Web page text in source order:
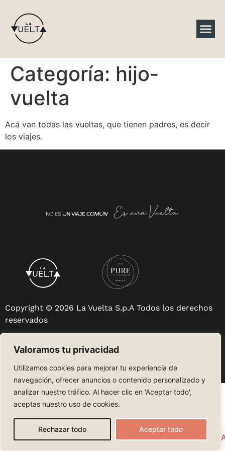
Valoramos tu privacidad
Utilizamos cookies para mejorar tu experiencia de
navegación, ofrecer anuncios o contenido personalizado y
analizar nuestro tráfico. Al hacer clic en 'Aceptar todo',
aceptas nuestro uso de cookies.
Rechazar todo Aceptar todo
Categoría: hijo-
vuelta
Acá van todas las vueltas, que tienen padres, es decir
los viajes.
Copyright © 2026 La Vuelta S.p.A Todos los derechos
reservados